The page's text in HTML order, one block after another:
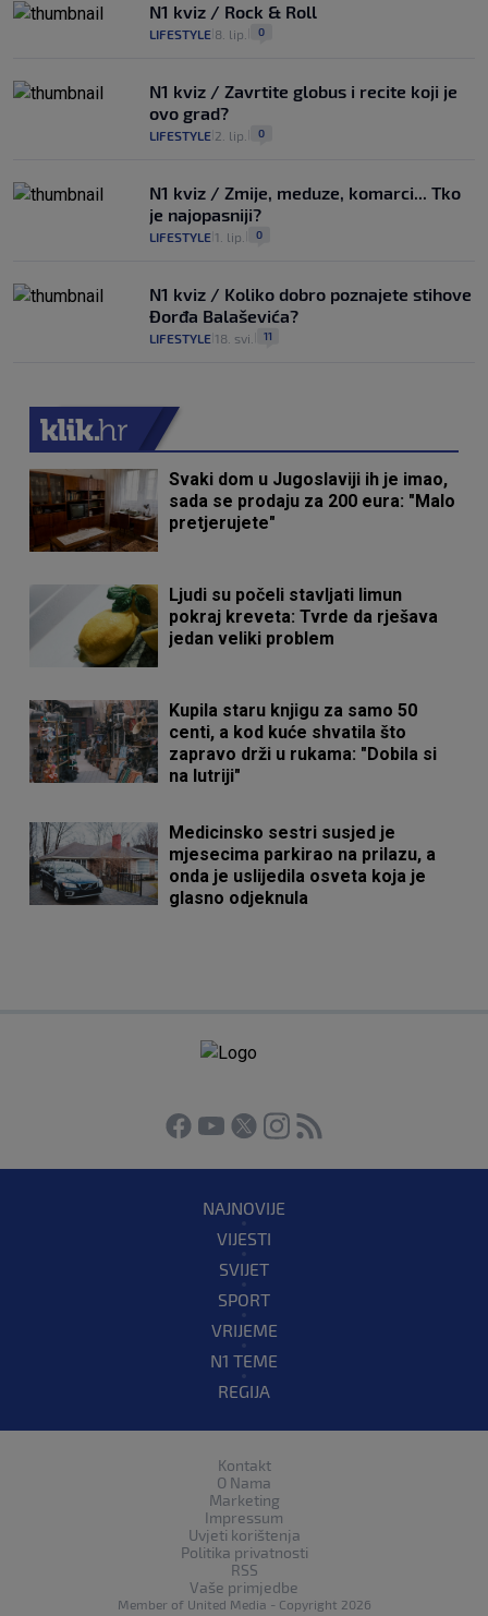
N1 kviz / Rock & Roll
LIFESTYLE 8. lip. 0
N1 kviz / Zavrtite globus i recite koji je
ovo grad?
LIFESTYLE 2. lip. 0
N1 kviz / Zmije, meduze, komarci... Tko
je najopasniji?
LIFESTYLE 1. lip. 0
N1 kviz / Koliko dobro poznajete stihove
Đorđa Balaševića?
LIFESTYLE 18. svi. 11
Svaki dom u Jugoslaviji ih je imao,
sada se prodaju za 200 eura: "Malo
pretjerujete"
Ljudi su počeli stavljati limun
pokraj kreveta: Tvrde da rješava
jedan veliki problem
Kupila staru knjigu za samo 50
centi, a kod kuće shvatila što
zapravo drži u rukama: "Dobila si
na lutriji"
Medicinsko sestri susjed je
mjesecima parkirao na prilazu, a
onda je uslijedila osveta koja je
glasno odjeknula
NAJNOVIJE
VIJESTI
SVIJET
SPORT
VRIJEME
N1 TEME
REGIJA
Kontakt
O Nama
Marketing
Impressum
Uvjeti korištenja
Politika privatnosti
RSS
Vaše primjedbe
Member of United Media - Copyright 2026